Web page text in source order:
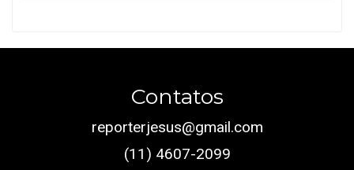
Contatos
reporterjesus@gmail.com
(11) 4607-2099